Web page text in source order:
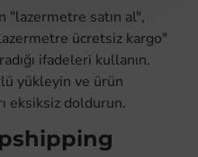
"lazermetre satın al",
ücretsiz kargo"
ifadeleri kullanın.
yükleyin ve ürün
eksiksiz doldurun.